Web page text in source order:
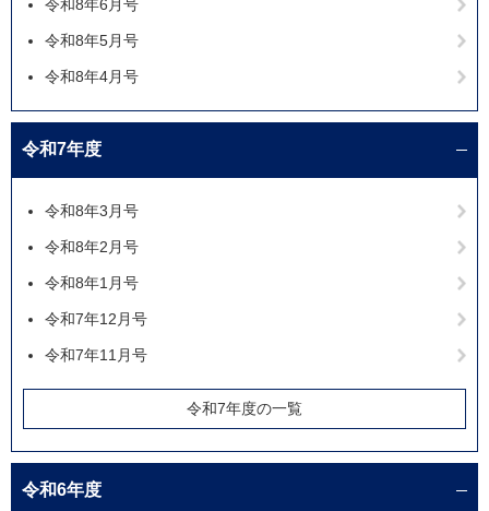
令和8年6月号
令和8年5月号
令和8年4月号
令和7年度
令和8年3月号
令和8年2月号
令和8年1月号
令和7年12月号
令和7年11月号
令和7年度の一覧
令和6年度